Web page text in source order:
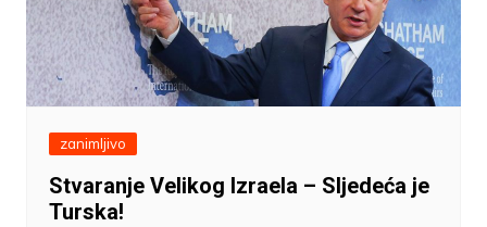
zanimljivo
Stvaranje Velikog Izraela – Sljedeća je
Turska!